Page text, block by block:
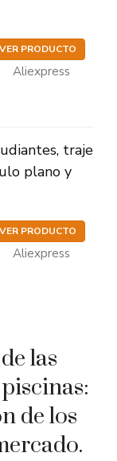
VER PRODUCTO
Aliexpress
traje
plano y
VER PRODUCTO
Aliexpress
las
de los